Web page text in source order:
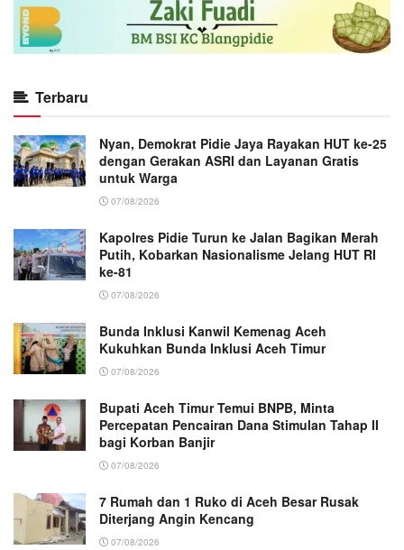
Terbaru
Nyan, Demokrat Pidie Jaya Rayakan HUT ke-25
dengan Gerakan ASRI dan Layanan Gratis
untuk Warga
07/08/2026
Kapolres Pidie Turun ke Jalan Bagikan Merah
Putih, Kobarkan Nasionalisme Jelang HUT RI
ke-81
07/08/2026
Bunda Inklusi Kanwil Kemenag Aceh
Kukuhkan Bunda Inklusi Aceh Timur
07/08/2026
Bupati Aceh Timur Temui BNPB, Minta
Percepatan Pencairan Dana Stimulan Tahap II
bagi Korban Banjir
07/08/2026
7 Rumah dan 1 Ruko di Aceh Besar Rusak
Diterjang Angin Kencang
07/08/2026